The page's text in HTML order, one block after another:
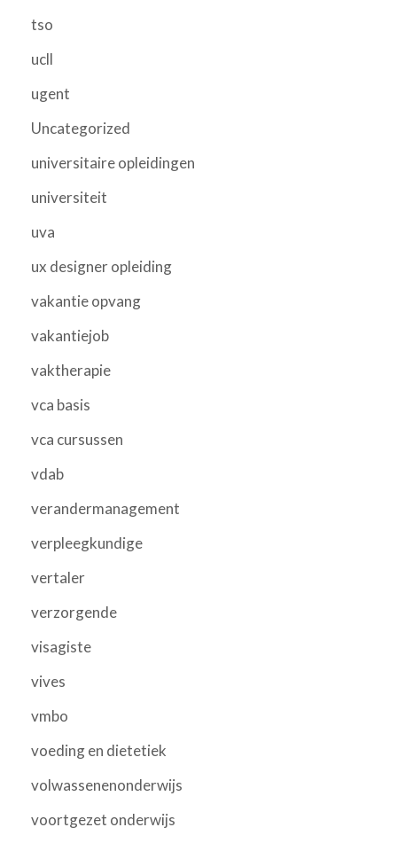
tso
ucll
ugent
Uncategorized
universitaire opleidingen
universiteit
uva
ux designer opleiding
vakantie opvang
vakantiejob
vaktherapie
vca basis
vca cursussen
vdab
verandermanagement
verpleegkundige
vertaler
verzorgende
visagiste
vives
vmbo
voeding en dietetiek
volwassenenonderwijs
voortgezet onderwijs